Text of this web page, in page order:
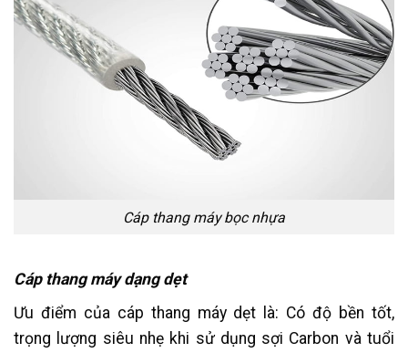
Cáp thang máy bọc nhựa
Cáp thang máy dạng dẹt
Ưu điểm của cáp thang máy dẹt là: Có độ bền tốt,
trọng lượng siêu nhẹ khi sử dụng sợi Carbon và tuổi